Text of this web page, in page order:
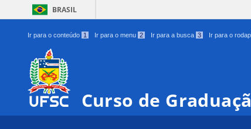
BRASIL
Ir para o conteúdo 1 Ir para o menu 2 Ir para a busca 3 Ir para o
Curso de